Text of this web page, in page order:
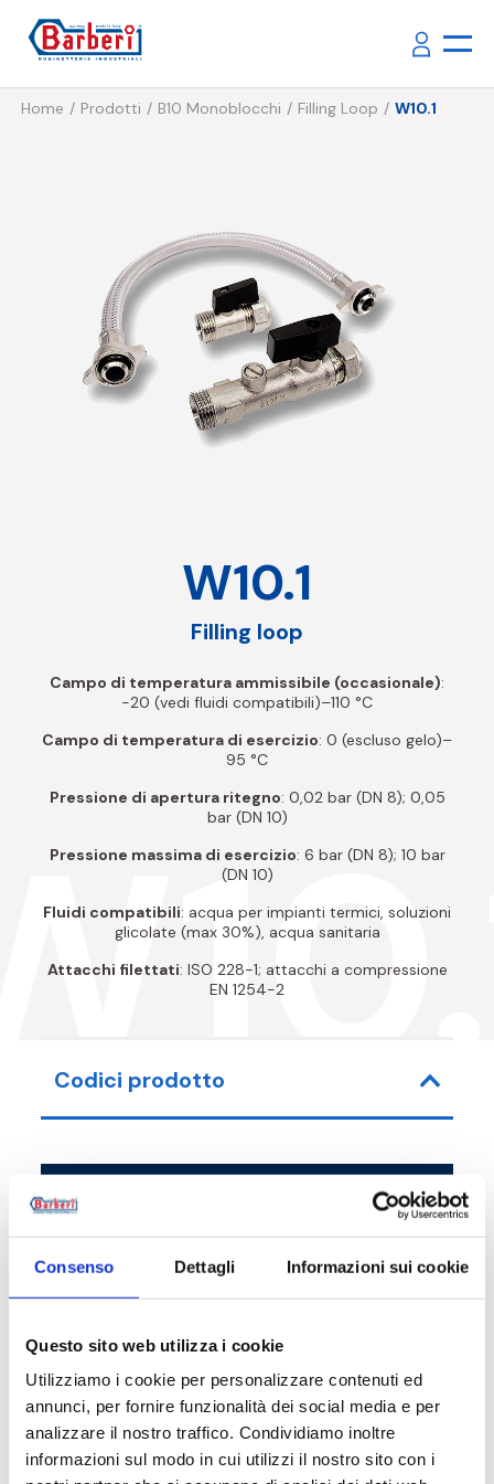
Consenso Dettagli Informazioni sui cookie
Questo sito web utilizza i cookie
Utilizziamo i cookie per personalizzare contenuti ed
annunci, per fornire funzionalità dei social media e per
analizzare il nostro traffico. Condividiamo inoltre
informazioni sul modo in cui utilizzi il nostro sito con i
Home Prodotti B10 Monoblocchi Filling Loop W10.1
W10.1
Filling loop
Campo di temperatura ammissibile (occasionale):
-20 (vedi fluidi compatibili)–110 °C
Campo di temperatura di esercizio: 0 (escluso gelo)–
95 °C
Pressione di apertura ritegno: 0,02 bar (DN 8); 0,05
bar (DN 10)
Pressione massima di esercizio: 6 bar (DN 8); 10 bar
(DN 10)
Fluidi compatibili: acqua per impianti termici, soluzioni
glicolate (max 30%), acqua sanitaria
Attacchi filettati: ISO 228-1; attacchi a compressione
EN 1254-2
Codici prodotto
Codice articolo
DN 8 - 15 mm
Descrizione